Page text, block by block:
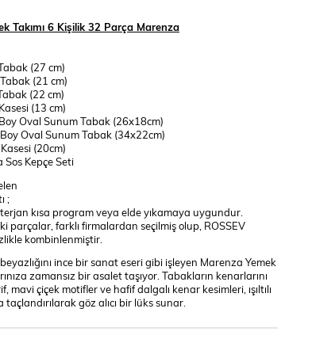
Takımı 6 Kişilik 32 Parça Marenza
(27 cm)
(21 cm)
(22 cm)
(13 cm)
Oval Sunum Tabak (26x18cm)
Oval Sunum Tabak (34x22cm)
(20cm)
Kepçe Seti
;
kısa program veya elde yıkamaya uygundur.
parçalar, farklı firmalardan seçilmiş olup, ROSSEV
kombinlenmiştir.
ince bir sanat eseri gibi işleyen Marenza Yemek
zamansız bir asalet taşıyor. Tabakların kenarlarını
mavi çiçek motifler ve hafif dalgalı kenar kesimleri, ışıltılı
göz alıcı bir lüks sunar.